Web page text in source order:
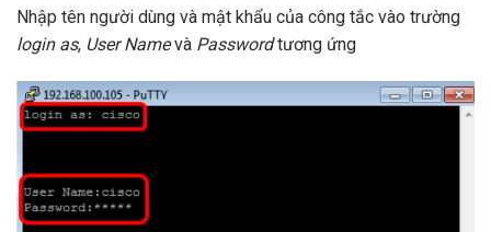
Nhập tên người dùng và mật khẩu của công tắc vào trường
login as, User Namevà Passwordtương ứng